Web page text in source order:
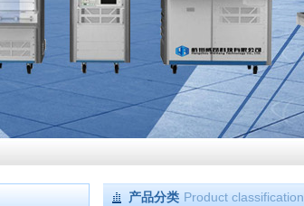
产品分类 Product classification